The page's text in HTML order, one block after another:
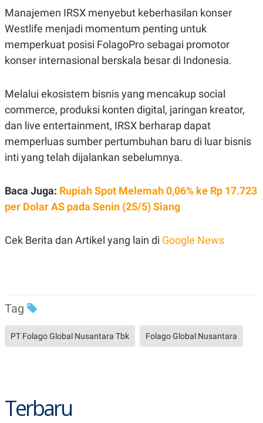
A
D
A
T
A
G
S
N
A
N
T
V
P
U
S
O
A
N
Y
R
S
R
.
D
L
N
A
K
A
E
Manajemen IRSX menyebut keberhasilan konser
Westlife menjadi momentum penting untuk
memperkuat posisi FolagoPro sebagai promotor
konser internasional berskala besar di Indonesia.
Melalui ekosistem bisnis yang mencakup social
commerce, produksi konten digital, jaringan kreator,
dan live entertainment, IRSX berharap dapat
memperluas sumber pertumbuhan baru di luar bisnis
inti yang telah dijalankan sebelumnya.
Baca Juga: Rupiah Spot Melemah 0,06% ke Rp 17.723
per Dolar AS pada Senin (25/5) Siang
Cek Berita dan Artikel yang lain di Google News
Tag
PT Folago Global Nusantara Tbk Folago Global Nusantara
Terbaru